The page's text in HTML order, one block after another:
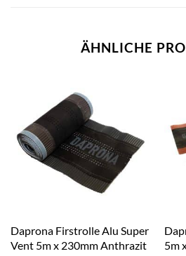
ÄHNLICHE
Daprona Firstrolle Alu Super
Vent 5m x 230mm Anthrazit
5m